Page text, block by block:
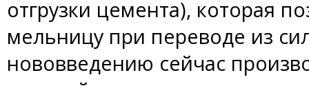
отгрузки цемента), которая
мельницу при переводе из
нововведению сейчас